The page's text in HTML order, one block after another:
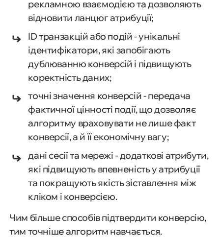
рекламною взаємодією та дозволяють
відновити ланцюг атрибуції;
ID транзакцій або подій - унікальні
ідентифікатори, які запобігають
дублюванню конверсій і підвищують
коректність даних;
точні значення конверсій - передача
фактичної цінності події, що дозволяє
алгоритму враховувати не лише факт
конверсії, а й її економічну вагу;
дані сесії та мережі - додаткові атрибути,
які підвищують впевненість у атрибуції
та покращують якість зіставлення між
кліком і конверсією.
Чим більше способів підтвердити конверсію,
тим точніше алгоритм навчається.